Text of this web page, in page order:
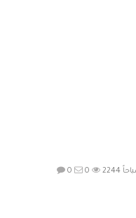
0 0 2244